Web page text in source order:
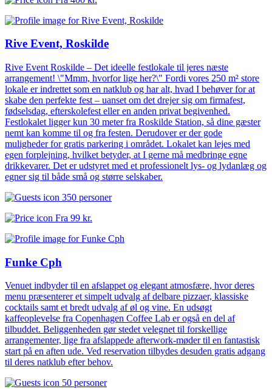
Rive Event, Roskilde
Rive Event Roskilde – Det ideelle festlokale til jeres næste
arrangement! \"Mmm, hvorfor lige her?\" Fordi vores 250 m² store
lokale er indrettet som en natklub og har alt, hvad I behøver for at
skabe den perfekte fest – uanset om det drejer sig om firmafest,
fødselsdag, efterskolefest eller en anden privat begivenhed.
Festlokalet ligger kun 30 meter fra Roskilde Station, så dine gæster
nemt kan komme til og fra festen. Derudover er der gode
muligheder for gratis parkering i området. Lokalet kan lejes med
egen forplejning, hvilket betyder, at I gerne må medbringe egne
drikkevarer. Det er udstyret med et professionelt lys- og lydanlæg og
egner sig til både små og større selskaber.
350 personer
Fra 99 kr.
Funke Cph
Venuet indbyder til en afslappet og elegant atmosfære, hvor deres
menu præsenterer et simpelt udvalg af delbare pizzaer, klassiske
cocktails samt et bredt udvalg af øl og vine. En udsøgt
kaffeoplevelse fra Copenhagen Coffee Lab er også en del af
tilbuddet. Beliggenheden gør stedet velegnet til forskellige
arrangementer, lige fra afslappede afterwork-møder til en fantastisk
start på en aften ude. Ved reservation tilbydes desuden gratis adgang
til deres natklub efter behov.
50 personer